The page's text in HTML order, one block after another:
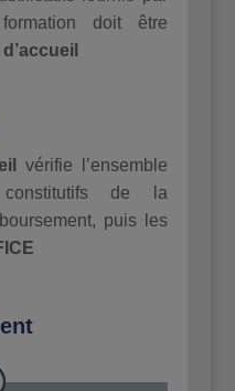
formation doit être
d’accueil
vérifie l’ensemble
de la
puis les